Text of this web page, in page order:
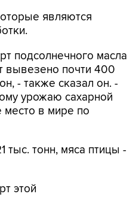
являются
подсолнечного масла
вывезено почти 400
- также сказал он. -
урожаю сахарной
в мире по
тыс. тонн, мяса птицы -
этой